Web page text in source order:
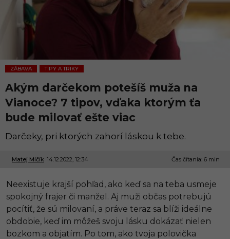
ZÁBAVA
,
TIPY A TRIKY
Akým darčekom potešíš muža na
Vianoce? 7 tipov, vďaka ktorým ťa
bude milovať ešte viac
Darčeky, pri ktorých zahorí láskou k tebe.
Matej Mičík 14.12.2022, 12:34
1
1
2
2
2
2
Čas čítania: 6 min
Neexistuje krajší pohľad, ako keď sa na teba usmeje
spokojný frajer či manžel. Aj muži občas potrebujú
pocítiť, že sú milovaní, a práve teraz sa blíži ideálne
obdobie, keď im môžeš svoju lásku dokázať nielen
bozkom a objatím. Po tom, ako tvoja polovička